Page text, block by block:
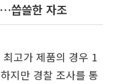
씁쓸한 자조
고가 제품의 경우 1
지만 경찰 조사를 통